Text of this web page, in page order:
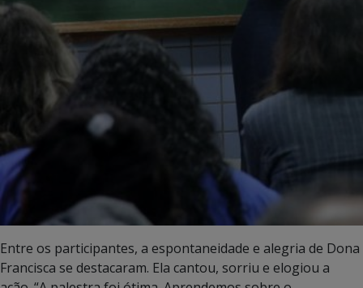
Entre os participantes, a espontaneidade e alegria de Dona
Francisca se destacaram. Ela cantou, sorriu e elogiou a